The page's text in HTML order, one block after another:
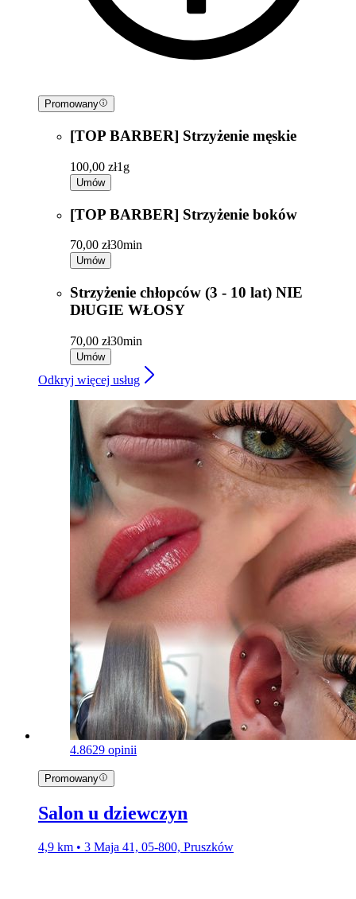
Promowany
[TOP BARBER] Strzyżenie męskie
100,00 zł1g
Umów
[TOP BARBER] Strzyżenie boków
70,00 zł30min
Umów
Strzyżenie chłopców (3 - 10 lat) NIE
DłUGIE WŁOSY
70,00 zł30min
Umów
Odkryj więcej usług
4.8629 opinii
Promowany
Salon u dziewczyn
4,9 km • 3 Maja 41, 05-800, Pruszków